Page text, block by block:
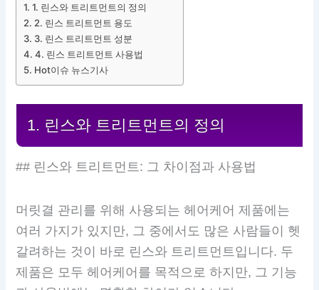
1. 린스와 트리트먼트의 정의
2. 린스 트리트먼트 용도
3. 린스 트리트먼트 성분
4. 린스 트리트먼트 사용법
Hot이슈 뉴스기사
1. 린스와 트리트먼트의 정의
## 린스와 트리트먼트: 그 차이점과 사용법
머릿결 관리를 위해 사용되는 헤어케어 제품에는
여러 가지가 있지만, 그 중에서도 많은 사람들이 헷
갈려하는 것이 바로 린스와 트리트먼트입니다. 두
제품은 모두 헤어케어를 목적으로 하지만, 그 기능